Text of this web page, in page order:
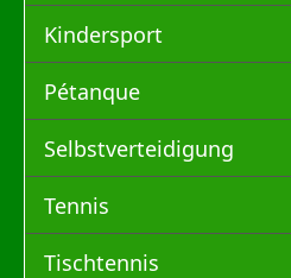
Kindersport
Pétanque
Selbstverteidigung
Tennis
Tischtennis